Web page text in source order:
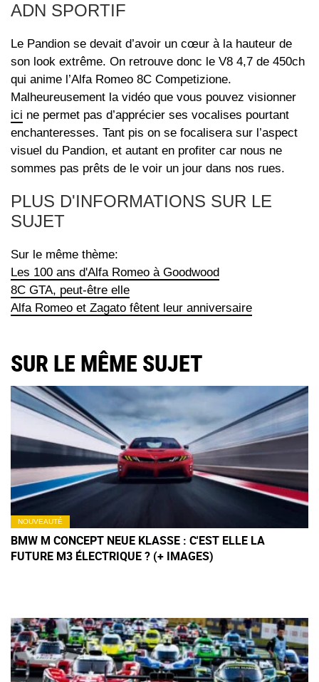
ADN SPORTIF
Le Pandion se devait d’avoir un cœur à la hauteur de
son look extrême. On retrouve donc le V8 4,7 de 450ch
qui anime l’Alfa Romeo 8C Competizione.
Malheureusement la vidéo que vous pouvez visionner
ici ne permet pas d’apprécier ses vocalises pourtant
enchanteresses. Tant pis on se focalisera sur l’aspect
visuel du Pandion, et autant en profiter car nous ne
sommes pas prêts de le voir un jour dans nos rues.
PLUS D'INFORMATIONS SUR LE
SUJET
Sur le même thème:
Les 100 ans d'Alfa Romeo à Goodwood
8C GTA, peut-être elle
Alfa Romeo et Zagato fêtent leur anniversaire
SUR LE MÊME SUJET
NOUVEAUTÉ
BMW M CONCEPT NEUE KLASSE : C'EST ELLE LA
FUTURE M3 ÉLECTRIQUE ? (+ IMAGES)